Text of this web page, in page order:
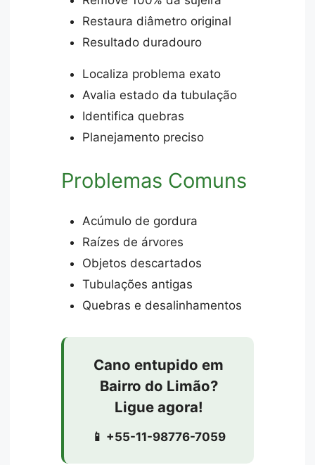
Restaura diâmetro original
Resultado duradouro
Localiza problema exato
Avalia estado da tubulação
Identifica quebras
Planejamento preciso
Problemas Comuns
Acúmulo de gordura
Raízes de árvores
Objetos descartados
Tubulações antigas
Quebras e desalinhamentos
Cano entupido em
Bairro do Limão?
Ligue agora!
📱 +55-11-98776-7059